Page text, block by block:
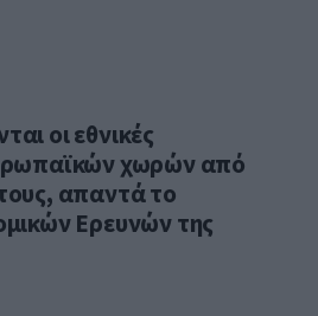
οι εθνικές
χωρών από
απαντά το
Ερευνών της